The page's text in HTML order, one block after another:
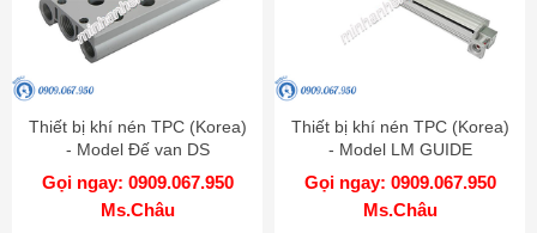
Thiết bị khí nén TPC (Korea)
- Model Đế van DS
Gọi ngay: 0909.067.950
Ms.Châu
Thiết bị khí nén TPC (Korea)
- Model LM GUIDE
ATTACHED BELT LRB
Gọi ngay: 0909.067.950
Ms.Châu